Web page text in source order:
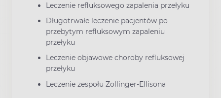
Leczenie refluksowego zapalenia przełyku
Długotrwałe leczenie pacjentów po
przebytym refluksowym zapaleniu
przełyku
Leczenie objawowe choroby refluksowej
przełyku
Leczenie zespołu Zollinger-Ellisona